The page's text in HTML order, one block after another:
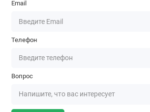
Email
Телефон
Вопрос